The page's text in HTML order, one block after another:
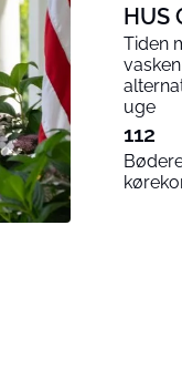
HUS
Tiden
uge
112